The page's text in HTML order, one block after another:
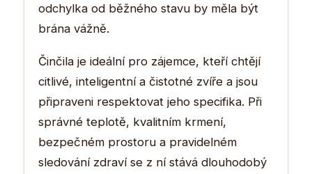
odchylka od běžného stavu by měla být
brána vážně.
Činčila je ideální pro zájemce, kteří chtějí
citlivé, inteligentní a čistotné zvíře a jsou
připraveni respektovat jeho specifika. Při
správné teplotě, kvalitním krmení,
bezpečném prostoru a pravidelném
sledování zdraví se z ní stává dlouhodobý